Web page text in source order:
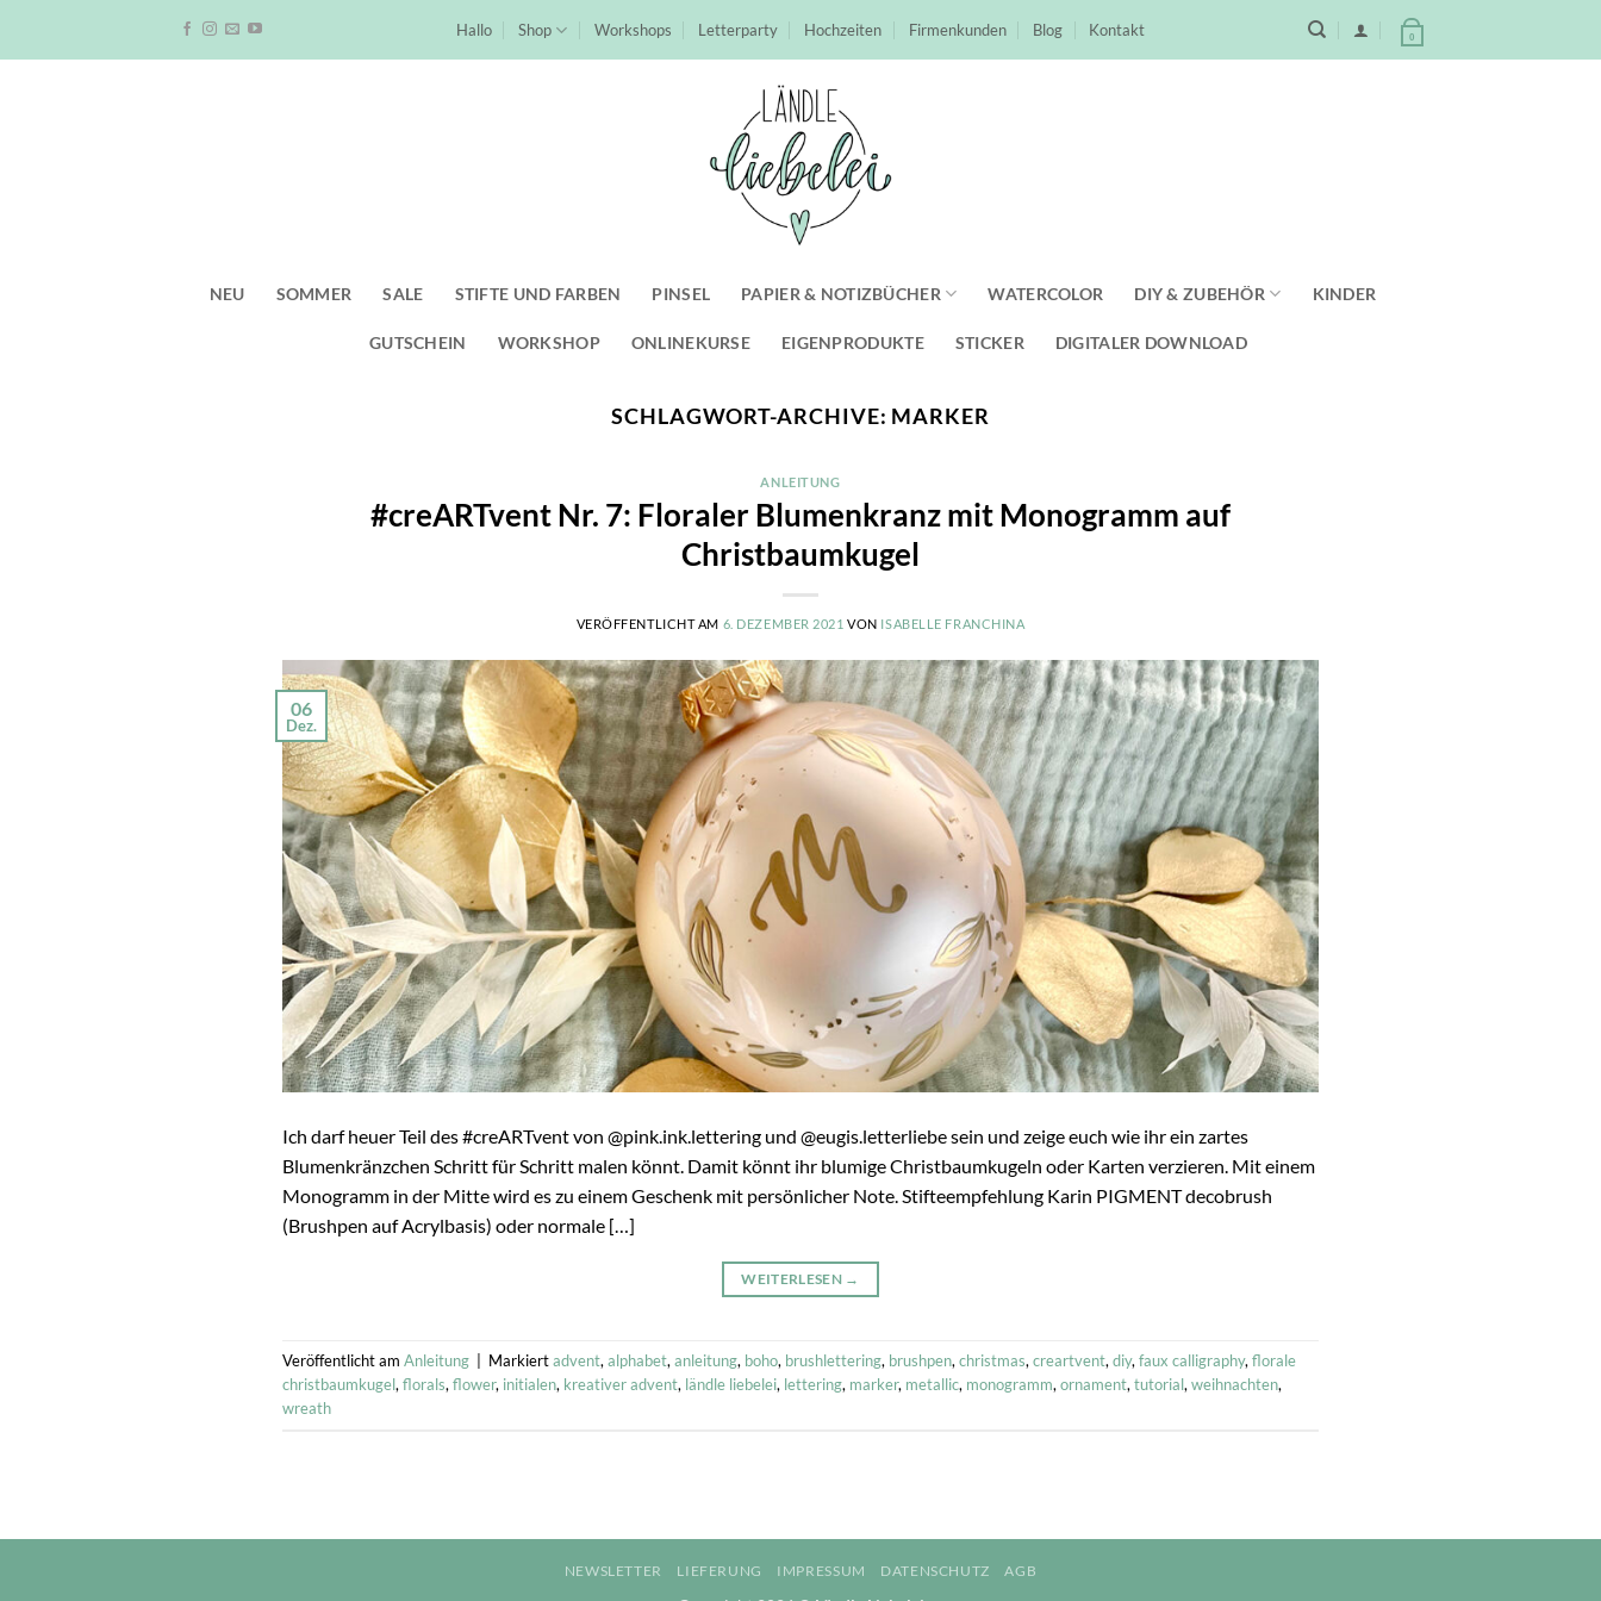
Hallo Shop Workshops Letterparty Hochzeiten Firmenkunden Blog Kontakt 0
NEU SOMMER SALE STIFTE UND FARBEN PINSEL PAPIER & NOTIZBÜCHER WATERCOLOR DIY & ZUBEHÖR KINDER
GUTSCHEIN WORKSHOP ONLINEKURSE EIGENPRODUKTE STICKER DIGITALER DOWNLOAD
SCHLAGWORT-ARCHIVE: MARKER
ANLEITUNG
#creARTvent Nr. 7: Floraler Blumenkranz mit Monogramm auf
Christbaumkugel
VERÖFFENTLICHT AM 6. DEZEMBER 2021 VON ISABELLE FRANCHINA
06
Dez.
Ich darf heuer Teil des #creARTvent von @pink.ink.lettering und @eugis.letterliebe sein und zeige euch wie ihr ein zartes
Blumenkränzchen Schritt für Schritt malen könnt. Damit könnt ihr blumige Christbaumkugeln oder Karten verzieren. Mit einem
Monogramm in der Mitte wird es zu einem Geschenk mit persönlicher Note. Stifteempfehlung Karin PIGMENT decobrush
(Brushpen auf Acrylbasis) oder normale […]
WEITERLESEN →
Veröffentlicht am Anleitung Markiertadvent, alphabet, anleitung, boho, brushlettering, brushpen, christmas, creartvent, diy, faux calligraphy, florale
christbaumkugel, florals, flower, initialen, kreativer advent, ländle liebelei, lettering, marker, metallic, monogramm, ornament, tutorial, weihnachten,
wreath
NEWSLETTER LIEFERUNG IMPRESSUM DATENSCHUTZ AGB